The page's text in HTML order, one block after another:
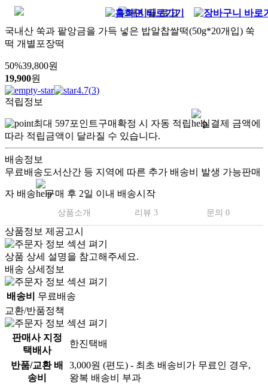
국내산 쑥과 팥앙금을 가득 넣은 밥알찹쌀떡(50g*20개입) 쑥
떡 개별포장떡
50%39,800원
19,900원
4.7(3)
적립정보
최대 597포인트구매확정 시 자동 적립
실결제 금액에
따라 적립금액이 달라질 수 있습니다.
배송정보
무료배송도서산간 등 지역에 따른 추가 배송비 발생 가능판매
자 배송 구매 후 2일 이내 배송시작
상품소개 리뷰 3 문의 0
상품정보 제공고시
상품 상세 설명을 참고해주세요.
배송 상세정보
배송비
무료배송
교환/반품정책
판매사 지정
택배사
한진택배
반품/교환 배
송비
3,000원 (편도) - 최초 배송비가 무료인 경우,
왕복 배송비 부과